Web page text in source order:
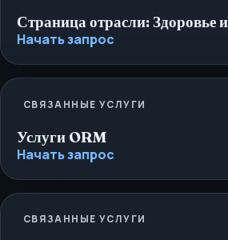
Страница отрасли: Здоровье
Начать запрос
СВЯЗАННЫЕ УСЛУГИ
Услуги ORM
Начать запрос
СВЯЗАННЫЕ УСЛУГИ